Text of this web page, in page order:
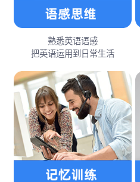
熟悉英语语感
把英语运用到日常生活